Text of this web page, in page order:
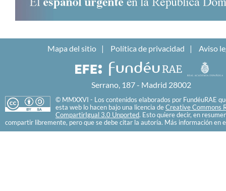
Mapa del sitio Política de privacidad Aviso
Serrano, 187 - Madrid 28002
© MMXXVI - Los contenidos elaborados por FundéuRAE
esta web lo hacen bajo una licencia de Creative Commons
CompartirIgual 3.0 Unported. Esto quiere decir, en
compartir libremente, pero que se debe citar la autoría. Más información en